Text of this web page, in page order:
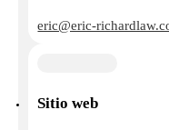
eric@eric-
Sitio web